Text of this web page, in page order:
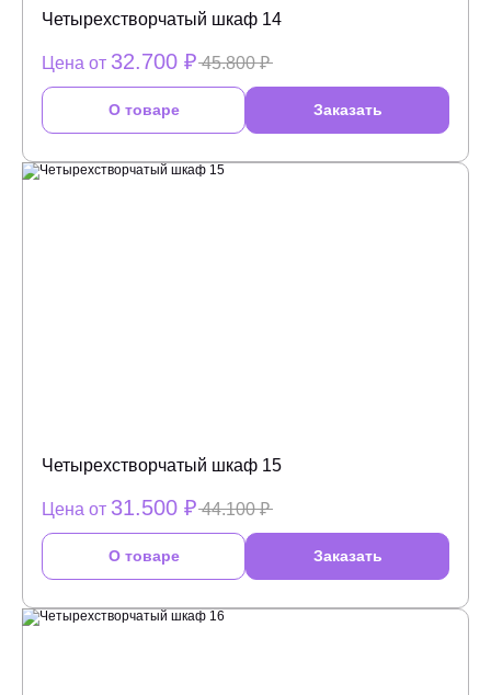
Четырехстворчатый шкаф 14
Цена от 32.700 ₽ 45.800 ₽
О товаре Заказать
Четырехстворчатый шкаф 15
Цена от 31.500 ₽ 44.100 ₽
О товаре Заказать